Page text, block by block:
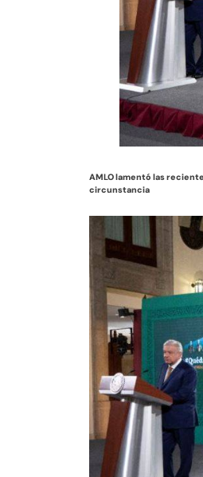
AMLO lamentó las
circunstancia